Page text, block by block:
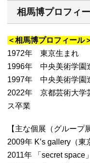
相馬博プロフィ
＜相馬博プロフィール
1972年 東京生まれ
1996年 中央美術学園
1997年 中央美術学園
2022年 京都芸術大学
ス卒業
【主な個展（グループ
2009年 K’s gallery（東
2011年 「secret space